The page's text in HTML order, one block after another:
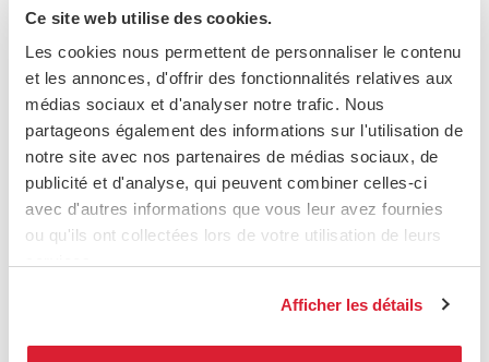
Ce site web utilise des cookies.
Les cookies nous permettent de personnaliser le contenu
et les annonces, d'offrir des fonctionnalités relatives aux
médias sociaux et d'analyser notre trafic. Nous
partageons également des informations sur l'utilisation de
notre site avec nos partenaires de médias sociaux, de
publicité et d'analyse, qui peuvent combiner celles-ci
avec d'autres informations que vous leur avez fournies
ou qu'ils ont collectées lors de votre utilisation de leurs
Afficher les détails
2026